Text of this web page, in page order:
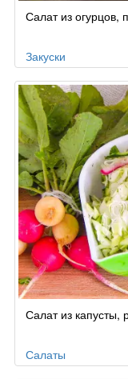
Салат из огурцов,
Закуски
Салат из капусты,
Салаты